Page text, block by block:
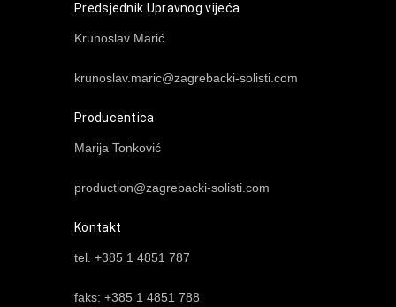
Predsjednik Upravnog vijeća
Krunoslav Marić
krunoslav.maric@zagrebacki-solisti.com
Producentica
Marija Tonković
production@zagrebacki-solisti.com
Kontakt
tel. +385 1 4851 787
faks: +385 1 4851 788